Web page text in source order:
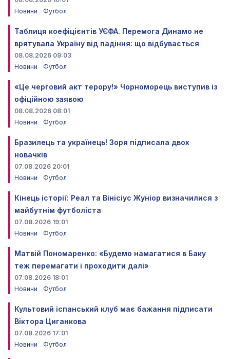
Новини
Футбол
Таблиця коефіцієнтів УЄФА. Перемога Динамо не
врятувала Україну від падіння: що відбувається
08.08.2026 09:03
Новини
Футбол
«Це черговий акт терору!» Чорноморець виступив із
офіційною заявою
08.08.2026 08:01
Новини
Футбол
Бразилець та українець! Зоря підписала двох
новачків
07.08.2026 20:01
Новини
Футбол
Кінець історії: Реал та Вінісіус Жуніор визначилися з
майбутнім футболіста
07.08.2026 19:01
Новини
Футбол
Матвій Пономаренко: «Будемо намагатися в Баку
теж перемагати і проходити далі»
07.08.2026 18:01
Новини
Футбол
Культовий іспанський клуб має бажання підписати
Віктора Циганкова
07.08.2026 17:01
Новини
Футбол